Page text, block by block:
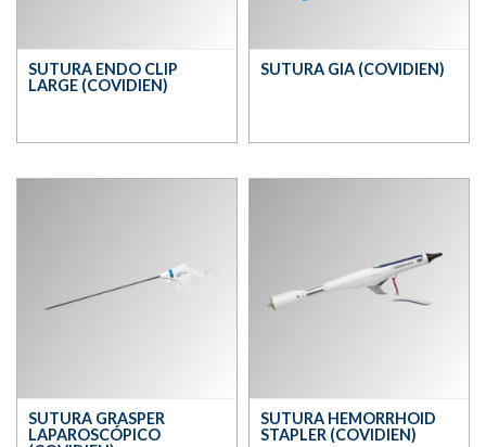
SUTURA ENDO CLIP
LARGE (COVIDIEN)
SUTURA GIA (COVIDIEN)
SUTURA GRASPER
LAPAROSCÓPICO
SUTURA HEMORRHOID
STAPLER (COVIDIEN)